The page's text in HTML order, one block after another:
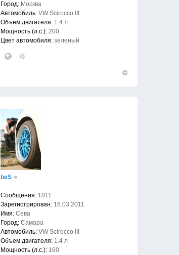
Город: Москва
Автомобиль: VW Scirocco III
Объем двигателя: 1.4 л
Мощность (л.с.): 200
Цвет автомобиля: зеленый
beS
Сообщения: 1011
Зарегистрирован: 16.03.2011
Имя: Сева
Город: Самара
Автомобиль: VW Scirocco III
Объем двигателя: 1.4 л
Мощность (л.с.): 160